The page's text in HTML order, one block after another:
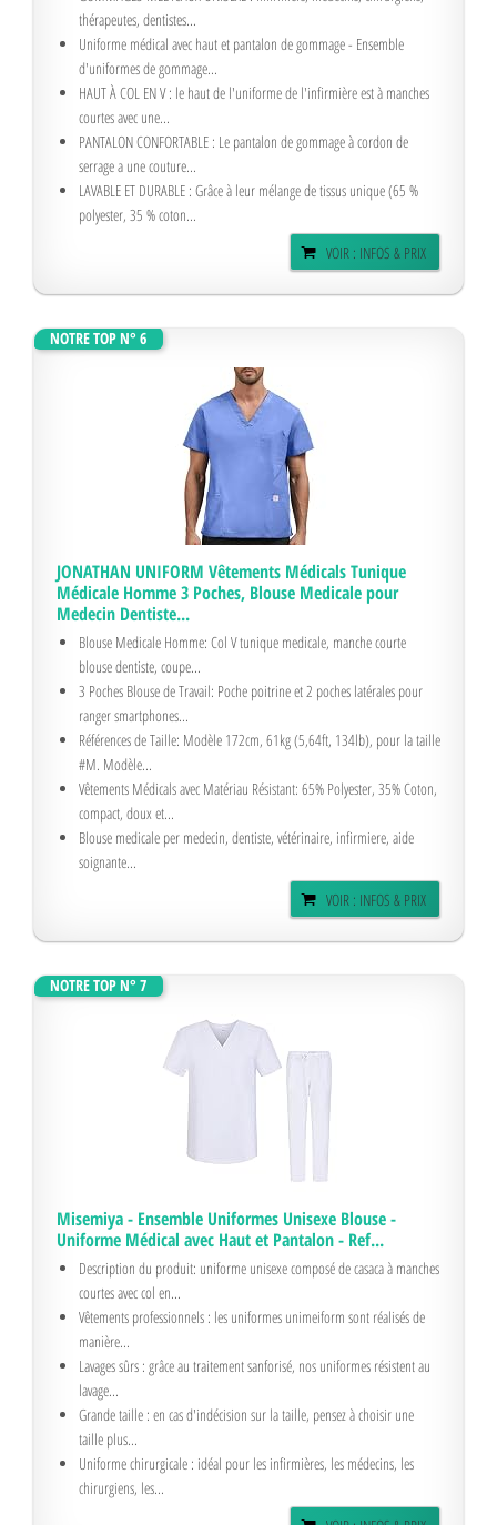
thérapeutes, dentistes...
Uniforme médical avec haut et pantalon de gommage - Ensemble
d'uniformes de gommage...
HAUT À COL EN V : le haut de l'uniforme de l'infirmière est à manches
courtes avec une...
PANTALON CONFORTABLE : Le pantalon de gommage à cordon de
serrage a une couture...
LAVABLE ET DURABLE : Grâce à leur mélange de tissus unique (65 %
polyester, 35 % coton...
VOIR : INFOS & PRIX
NOTRE TOP N° 6
JONATHAN UNIFORM Vêtements Médicals Tunique
Médicale Homme 3 Poches, Blouse Medicale pour
Medecin Dentiste...
Blouse Medicale Homme: Col V tunique medicale, manche courte
blouse dentiste, coupe...
3 Poches Blouse de Travail: Poche poitrine et 2 poches latérales pour
ranger smartphones...
Références de Taille: Modèle 172cm, 61kg (5,64ft, 134lb), pour la taille
#M. Modèle...
Vêtements Médicals avec Matériau Résistant: 65% Polyester, 35% Coton,
compact, doux et...
Blouse medicale per medecin, dentiste, vétérinaire, infirmiere, aide
soignante...
VOIR : INFOS & PRIX
NOTRE TOP N° 7
Misemiya - Ensemble Uniformes Unisexe Blouse -
Uniforme Médical avec Haut et Pantalon - Ref...
Description du produit: uniforme unisexe composé de casaca à manches
courtes avec col en...
Vêtements professionnels : les uniformes unimeiform sont réalisés de
manière...
Lavages sûrs : grâce au traitement sanforisé, nos uniformes résistent au
lavage...
Grande taille : en cas d'indécision sur la taille, pensez à choisir une
taille plus...
Uniforme chirurgicale : idéal pour les infirmières, les médecins, les
chirurgiens, les...